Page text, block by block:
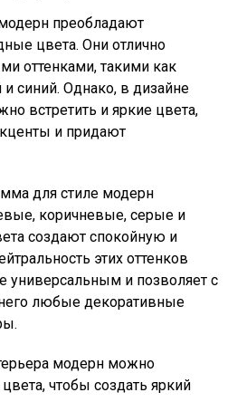
преобладают
цвета. Они отлично
оттенками, такими как
синий. Однако, в дизайне
встретить и яркие цвета,
и придают
для стиле модерн
коричневые, серые и
создают спокойную и
этих оттенков
универсальным и позволяет с
любые декоративные
модерн можно
чтобы создать яркий